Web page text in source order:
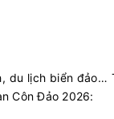
du lịch biển đảo…
Côn Đảo 2026: